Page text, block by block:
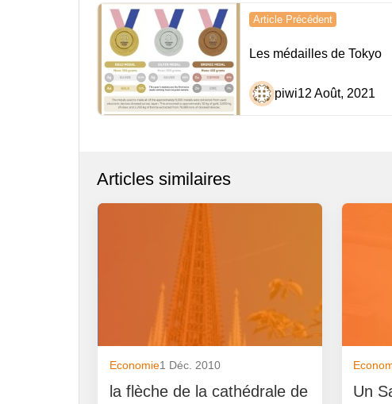
Navigation
de
l’article
Article Précédent
Les médailles de Tokyo
piwi12 Août, 2021
Articles similaires
Economie1 Déc. 2010
la flèche de la cathédrale de
Un